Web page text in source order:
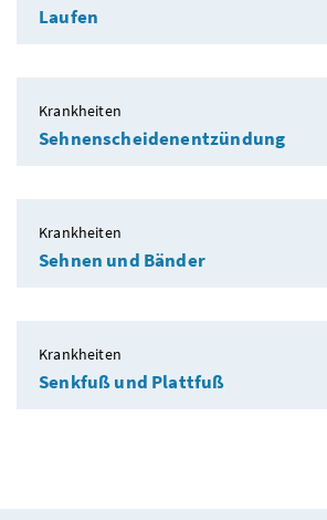
Laufen
Krankheiten
Sehnenscheidenentzündung
Krankheiten
Sehnen und Bänder
Krankheiten
Senkfuß und Plattfuß